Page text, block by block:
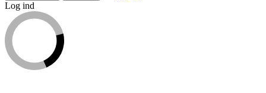
Log ind